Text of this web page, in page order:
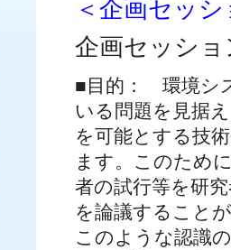
＜企画セッ
企画セッシ
■目的： 環境シ
いる問題を見据
を可能とする技
ます。このため
者の試行等を研
を論議すること
このような認識